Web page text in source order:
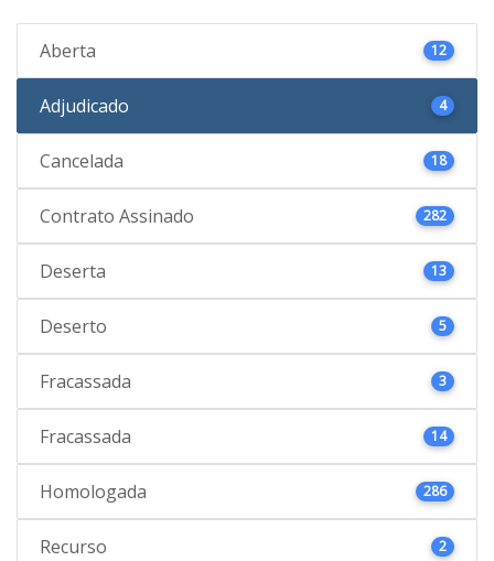
Aberta 12
Adjudicado 4
Cancelada 18
Contrato Assinado 282
Deserta 13
Deserto 5
Fracassada 3
Fracassada 14
Homologada 286
Recurso 2